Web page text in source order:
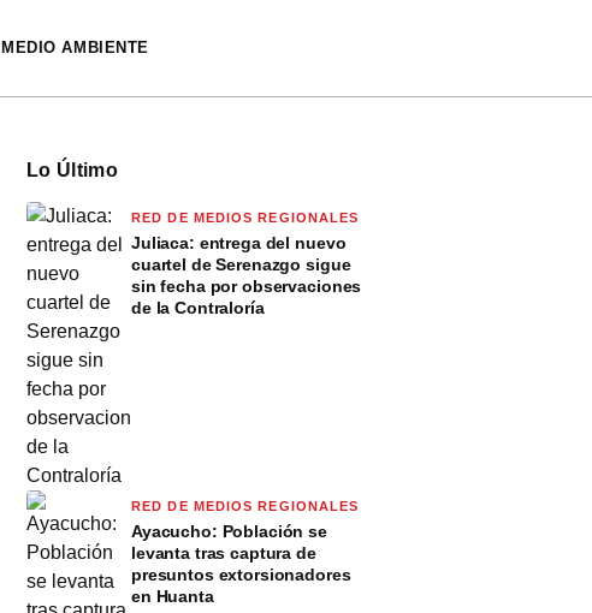
MEDIO AMBIENTE
Lo Último
RED DE MEDIOS REGIONALES
Juliaca: entrega del nuevo
cuartel de Serenazgo sigue
sin fecha por observaciones
de la Contraloría
RED DE MEDIOS REGIONALES
Ayacucho: Población se
levanta tras captura de
presuntos extorsionadores
en Huanta